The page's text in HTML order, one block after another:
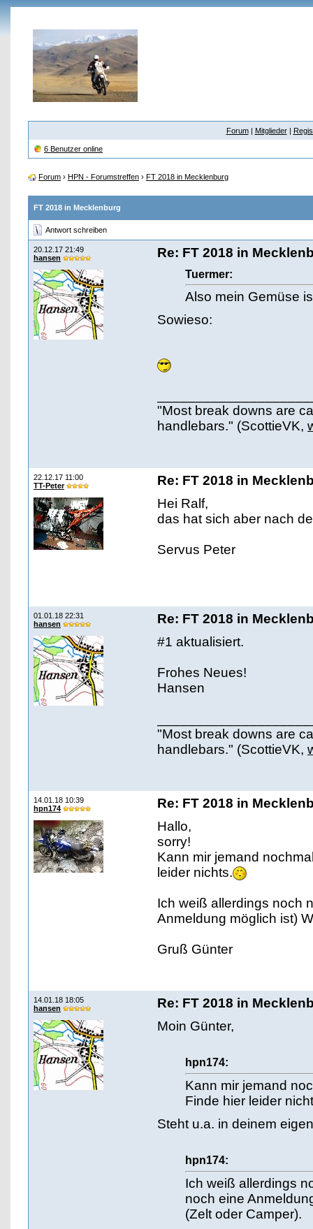
Forum| Mitglieder|
6 Benutzer online
Forum › HPN - Forumstreffen › FT 2018 in Mecklenburg
FT 2018 in Mecklenburg
Antwort schreiben
20.12.17 21:49
hansen
Re: FT 2018 in
Tuermer:
Also mein Gemüse
Sowieso:
"Most break downs are
handlebars." (ScottieVK,
22.12.17 11:00
TT-Peter
Re: FT 2018 in
Hei Ralf,
das hat sich aber nach
Servus Peter
01.01.18 22:31
hansen
Re: FT 2018 in
#1 aktualisiert.
Frohes Neues!
Hansen
"Most break downs are
handlebars." (ScottieVK,
14.01.18 10:39
hpn174
Re: FT 2018 in
Hallo,
sorry!
Kann mir jemand
leider nichts.
Ich weiß allerdings noch
Anmeldung möglich ist)
Gruß Günter
14.01.18 18:05
hansen
Re: FT 2018 in
Moin Günter,
hpn174:
Kann mir jemand
Finde hier leider
Steht u.a. in deinem
hpn174:
Ich weiß allerdings
noch eine
(Zelt oder Camper).